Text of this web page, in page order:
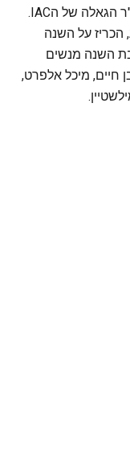
גילה מילשטיין התנדבה השנה לשמש כיו"ר הגאלה של הIAC.
הכריז על השנה
השנה מנשים
חיים, מיכל אלפרט,